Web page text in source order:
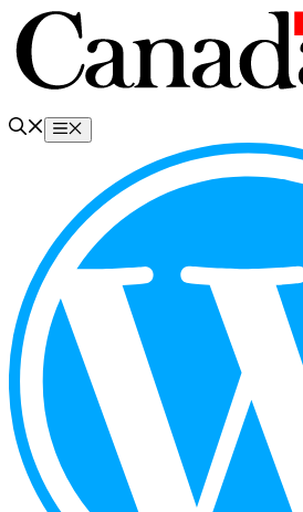
Перейти
содержимому
Меню